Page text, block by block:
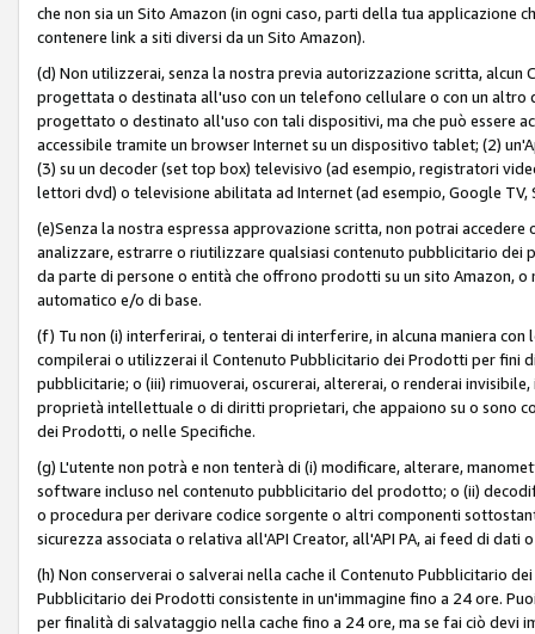
che non sia un Sito Amazon (in ogni caso, parti della tua
contenere link a siti diversi da un Sito Amazon).
(d) Non utilizzerai, senza la nostra previa autorizzazione scritta,
progettata o destinata all'uso con un telefono cellulare o con un
progettato o destinato all'uso con tali dispositivi, ma che può essere
accessibile tramite un browser Internet su un dispositivo tablet; (2)
(3) su un decoder (set top box) televisivo (ad esempio, registratori
lettori dvd) o televisione abilitata ad Internet (ad esempio, Google TV,
(e)Senza la nostra espressa approvazione scritta, non potrai
analizzare, estrarre o riutilizzare qualsiasi contenuto pubblicitario
da parte di persone o entità che offrono prodotti su un sito Amazon,
automatico e/o di base.
(f) Tu non (i) interferirai, o tenterai di interferire, in alcuna maniera
compilerai o utilizzerai il Contenuto Pubblicitario dei Prodotti per
pubblicitarie; o (iii) rimuoverai, oscurerai, altererai, o renderai
proprietà intellettuale o di diritti proprietari, che appaiono su o sono
dei Prodotti, o nelle Specifiche.
(g) L'utente non potrà e non tenterà di (i) modificare, alterare,
software incluso nel contenuto pubblicitario del prodotto; o (ii)
o procedura per derivare codice sorgente o altri componenti
sicurezza associata o relativa all'API Creator, all'API PA, ai feed di
(h) Non conserverai o salverai nella cache il Contenuto Pubblicitario
Pubblicitario dei Prodotti consistente in un'immagine fino a 24 ore.
per finalità di salvataggio nella cache fino a 24 ore, ma se fai ciò